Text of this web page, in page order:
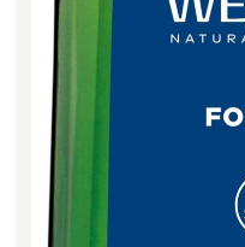
Filter zurücksetzen